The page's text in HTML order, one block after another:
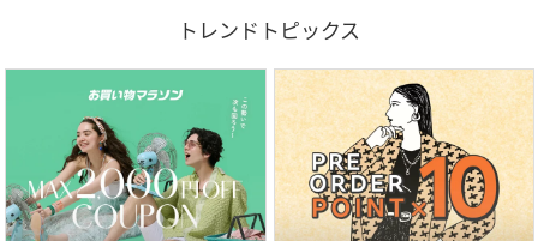
トレンドトピックス